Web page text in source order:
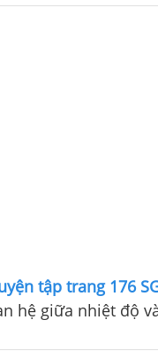
tập trang 176
hệ giữa nhiệt độ